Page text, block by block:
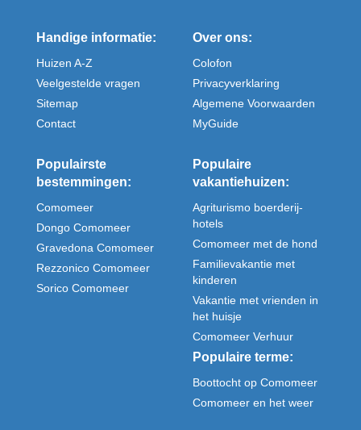
Handige informatie:
Huizen A-Z
Veelgestelde vragen
Sitemap
Contact
Over ons:
Colofon
Privacyverklaring
Algemene Voorwaarden
MyGuide
Populairste
bestemmingen:
Comomeer
Dongo Comomeer
Gravedona Comomeer
Rezzonico Comomeer
Sorico Comomeer
Populaire
vakantiehuizen:
Agriturismo boerderij-
hotels
Comomeer met de hond
Familievakantie met
kinderen
Vakantie met vrienden in
het huisje
Comomeer Verhuur
Populaire terme:
Boottocht op Comomeer
Comomeer en het weer